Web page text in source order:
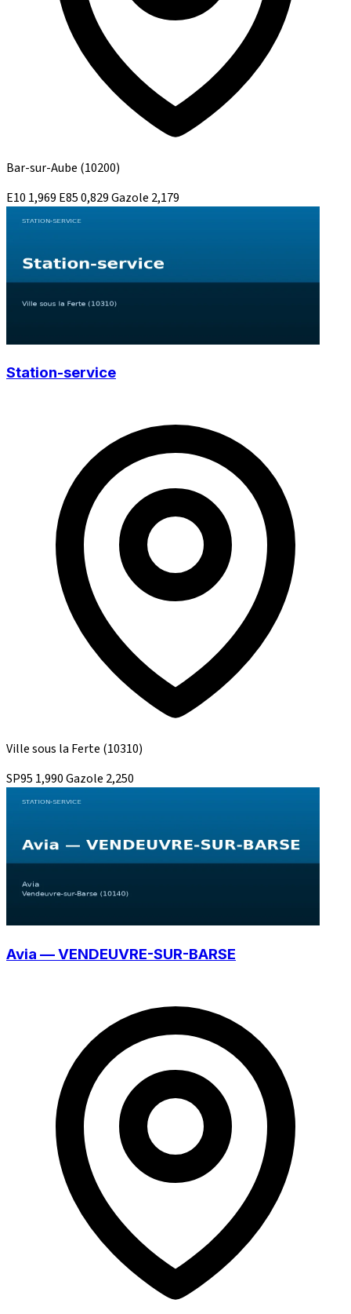
Bar-sur-Aube (10200)
E10 1,969 E850,829Gazole 2,179
Station-service
Ville sous la Ferte (10310)
SP95 1,990Gazole 2,250
Avia — VENDEUVRE-SUR-BARSE